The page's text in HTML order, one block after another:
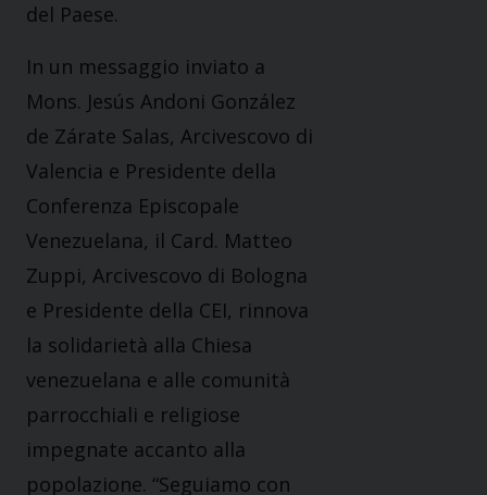
del Paese.
In un messaggio inviato a
Mons. Jesús Andoni González
de Zárate Salas, Arcivescovo di
Valencia e Presidente della
Conferenza Episcopale
Venezuelana, il Card. Matteo
Zuppi, Arcivescovo di Bologna
e Presidente della CEI, rinnova
la solidarietà alla Chiesa
venezuelana e alle comunità
parrocchiali e religiose
impegnate accanto alla
popolazione. “Seguiamo con